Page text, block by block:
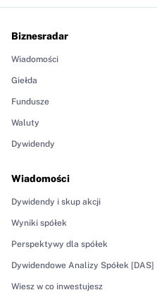
Biznesradar
Wiadomości
Giełda
Fundusze
Waluty
Dywidendy
Wiadomości
Dywidendy i skup akcji
Wyniki spółek
Perspektywy dla spółek
Dywidendowe Analizy Spółek [DAS]
Wiesz w co inwestujesz